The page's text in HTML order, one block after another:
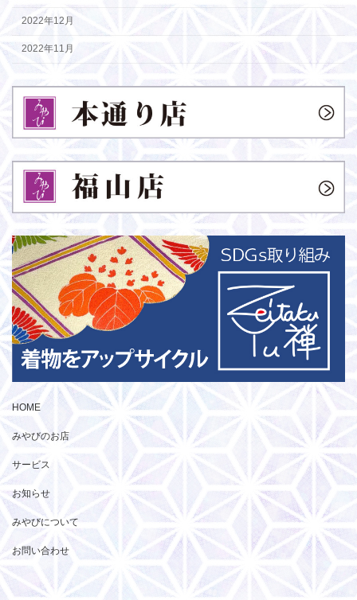
2022年12月
2022年11月
HOME
みやびのお店
サービス
お知らせ
みやびについて
お問い合わせ